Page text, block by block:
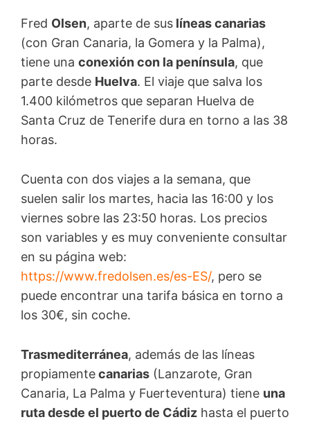
Fred Olsen, aparte de sus líneas canarias
(con Gran Canaria, la Gomera y la Palma),
tiene una conexión con la península, que
parte desde Huelva. El viaje que salva los
1.400 kilómetros que separan Huelva de
Santa Cruz de Tenerife dura en torno a las 38
horas.
Cuenta con dos viajes a la semana, que
suelen salir los martes, hacia las 16:00 y los
viernes sobre las 23:50 horas. Los precios
son variables y es muy conveniente consultar
en su página web:
https://www.fredolsen.es/es-ES/, pero se
puede encontrar una tarifa básica en torno a
los 30€, sin coche.
Trasmediterránea, además de las líneas
propiamentecanarias (Lanzarote, Gran
Canaria, La Palma y Fuerteventura) tiene una
ruta desde el puerto de Cádiz hasta el puerto